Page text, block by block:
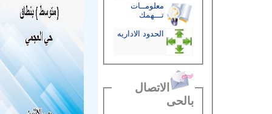
معلومــات
تـــهمك
الحدود الاداريه
الاتصال
بالحى